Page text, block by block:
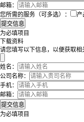
邮箱：
您所需的服务（可多选）：
产
为必填项目
下载资料
请您填写以下信息，以便获取相
姓名：
公司名称：
手机：
邮箱：
为必填项目